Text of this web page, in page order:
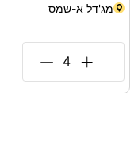
מג'דל א-שמס